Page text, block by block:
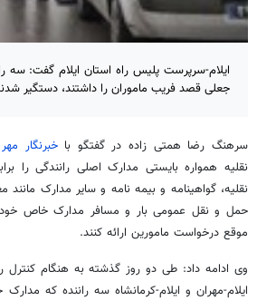
ایلام-سرپرست پلیس راه استان ایلام گفت: سه
جعلی قصد فریب ماموران را داشتند، دستگیر
سرهنگ رضا همتی زاده در گفتگو باخبرنگار مهر
نقلیه همواره بایستی مدارک اصلی رانندگی را
نقلیه، گواهینامه و بیمه نامه و سایر مدارک مانند
حمل و نقل عمومی بار و مسافر مدارک خاص خود
موقع درخواست مامورین ارائه کنند.
وی ادامه داد: طی دو روز گذشته به هنگام کنترل
ایلام-مهران و ایلام-کرمانشاه سه راننده که